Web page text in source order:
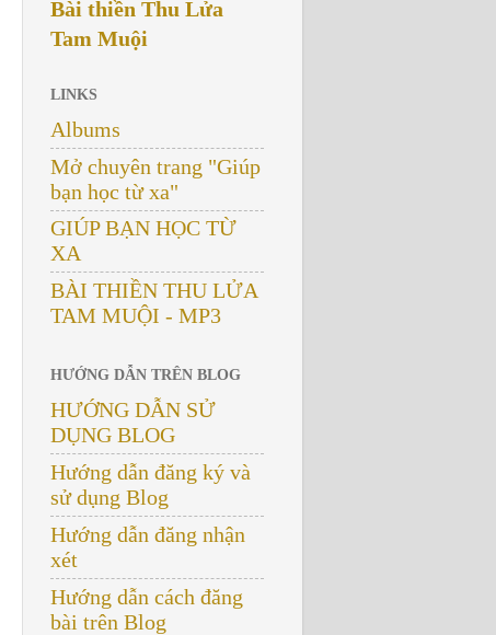
Bài thiền Thu Lửa
Tam Muội
LINKS
Albums
Mở chuyên trang "Giúp
bạn học từ xa"
GIÚP BẠN HỌC TỪ
XA
BÀI THIỀN THU LỬA
TAM MUỘI - MP3
HƯỚNG DẪN TRÊN BLOG
HƯỚNG DẪN SỬ
DỤNG BLOG
Hướng dẫn đăng ký và
sử dụng Blog
Hướng dẫn đăng nhận
xét
Hướng dẫn cách đăng
bài trên Blog